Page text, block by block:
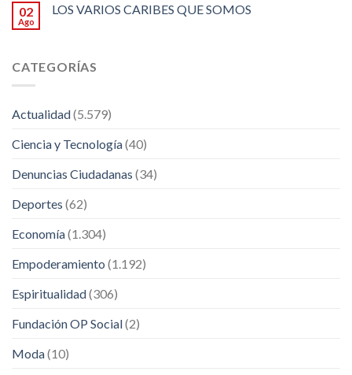
02
Ago
LOS VARIOS CARIBES QUE SOMOS
CATEGORÍAS
Actualidad(5.579)
Ciencia y Tecnología(40)
Denuncias Ciudadanas (34)
Deportes (62)
Economía(1.304)
Empoderamiento (1.192)
Espiritualidad(306)
Fundación OP Social(2)
Moda(10)